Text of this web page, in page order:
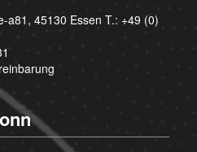
a81, 45130 Essen T.: +49 (0)